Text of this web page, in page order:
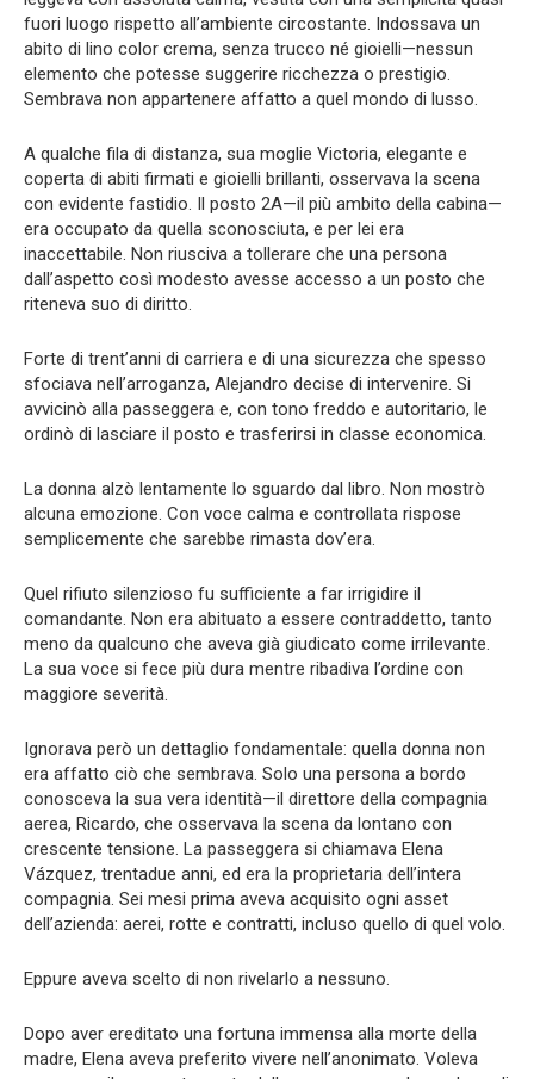
fuori luogo rispetto all’ambiente circostante. Indossava un
abito di lino color crema, senza trucco né gioielli—nessun
elemento che potesse suggerire ricchezza o prestigio.
Sembrava non appartenere affatto a quel mondo di lusso.
A qualche fila di distanza, sua moglie Victoria, elegante e
coperta di abiti firmati e gioielli brillanti, osservava la scena
con evidente fastidio. Il posto 2A—il più ambito della cabina—
era occupato da quella sconosciuta, e per lei era
inaccettabile. Non riusciva a tollerare che una persona
dall’aspetto così modesto avesse accesso a un posto che
riteneva suo di diritto.
Forte di trent’anni di carriera e di una sicurezza che spesso
sfociava nell’arroganza, Alejandro decise di intervenire. Si
avvicinò alla passeggera e, con tono freddo e autoritario, le
ordinò di lasciare il posto e trasferirsi in classe economica.
La donna alzò lentamente lo sguardo dal libro. Non mostrò
alcuna emozione. Con voce calma e controllata rispose
semplicemente che sarebbe rimasta dov’era.
Quel rifiuto silenzioso fu sufficiente a far irrigidire il
comandante. Non era abituato a essere contraddetto, tanto
meno da qualcuno che aveva già giudicato come irrilevante.
La sua voce si fece più dura mentre ribadiva l’ordine con
maggiore severità.
Ignorava però un dettaglio fondamentale: quella donna non
era affatto ciò che sembrava. Solo una persona a bordo
conosceva la sua vera identità—il direttore della compagnia
aerea, Ricardo, che osservava la scena da lontano con
crescente tensione. La passeggera si chiamava Elena
Vázquez, trentadue anni, ed era la proprietaria dell’intera
compagnia. Sei mesi prima aveva acquisito ogni asset
dell’azienda: aerei, rotte e contratti, incluso quello di quel volo.
Eppure aveva scelto di non rivelarlo a nessuno.
Dopo aver ereditato una fortuna immensa alla morte della
madre, Elena aveva preferito vivere nell’anonimato. Voleva